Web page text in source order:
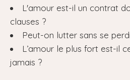
L'amour est-il un contrat
clauses ?
Peut-on lutter sans se
L’amour le plus fort est-il
jamais ?